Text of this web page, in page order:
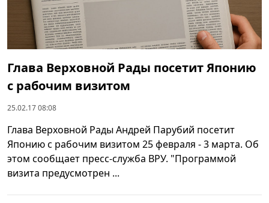
Глава Верховной Рады посетит Японию
с рабочим визитом
25.02.17 08:08
Глава Верховной Рады Андрей Парубий посетит
Японию с рабочим визитом 25 февраля - 3 марта. Об
этом сообщает пресс-служба ВРУ. "Программой
визита предусмотрен ...